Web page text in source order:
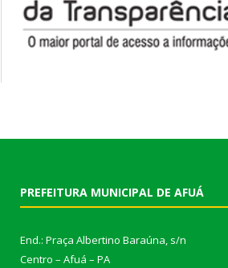
PREFEITURA MUNICIPAL DE AFUÁ
End.: Praça Albertino Baraúna, s/n
Centro – Afuá – PA